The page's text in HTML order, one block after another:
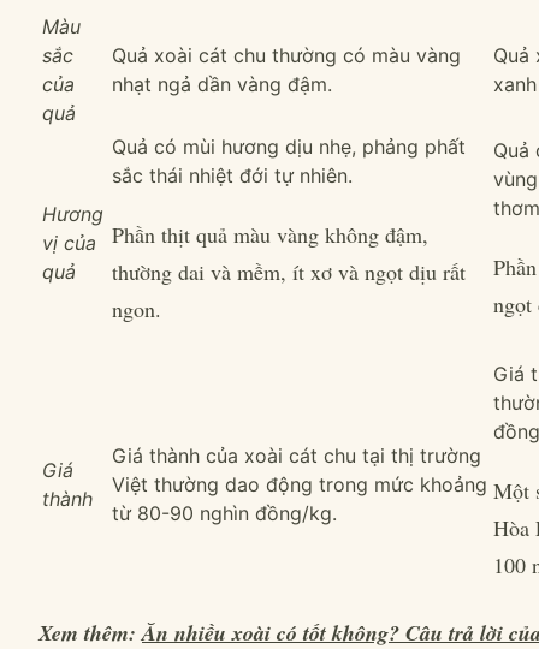
Màu
sắc
của
quả
Quả xoài cát chu thường có màu vàng
nhạt ngả dần vàng đậm.
Quả
Hương
vị của
quả
Quả có mùi hương dịu nhẹ, phảng phất
sắc thái nhiệt đới tự nhiên.
Phần thịt quả màu vàng không đậm,
thường dai và mềm, ít xơ và ngọt dịu rất
ngon.
Quả
ngọt
Giá
thành
Giá thành của xoài cát chu tại thị trường
Việt thường dao động trong mức khoảng
từ 80-90 nghìn đồng/kg.
Giá
Một
Hòa
100
Xem thêm:Ăn nhiều xoài có tốt không? Câu trả lời